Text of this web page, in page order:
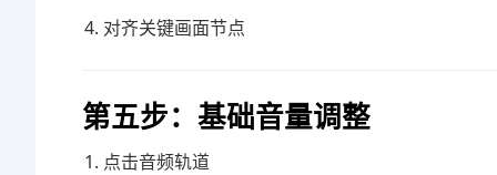
对齐关键画面节点
第五步：基础音量调整
点击音频轨道